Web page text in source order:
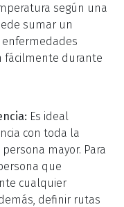
según una
sumar un
fácilmente durante
Es ideal
con toda la
mayor. Para
que
cualquier
definir rutas